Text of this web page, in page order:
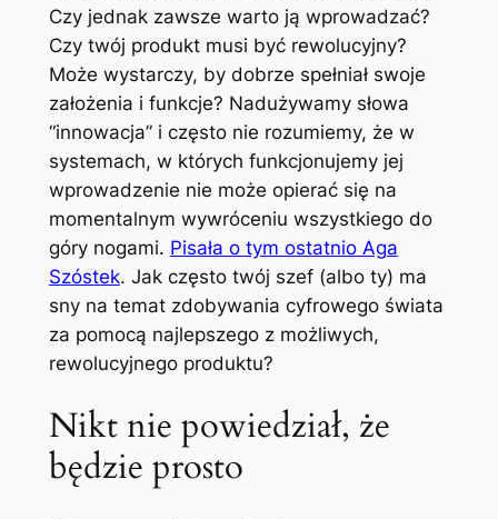
Czy jednak zawsze warto ją wprowadzać?
Czy twój produkt musi być rewolucyjny?
Może wystarczy, by dobrze spełniał swoje
założenia i funkcje? Nadużywamy słowa
“innowacja” i często nie rozumiemy, że w
systemach, w których funkcjonujemy jej
wprowadzenie nie może opierać się na
momentalnym wywróceniu wszystkiego do
góry nogami. Pisała o tym ostatnio Aga
Szóstek. Jak często twój szef (albo ty) ma
sny na temat zdobywania cyfrowego świata
za pomocą najlepszego z możliwych,
rewolucyjnego produktu?
Nikt nie powiedział, że
będzie prosto